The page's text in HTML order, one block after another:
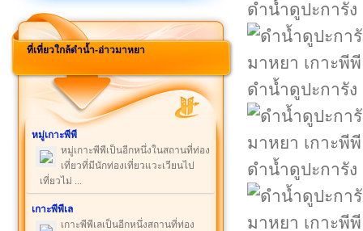
ที่เที่ยวใกล้ดำน้ำ-อ่าวมาหยา
หมู่เกาะพีพี
หมู่เกาะพีพีเป็นอีกหนึ่งในสถานที่ท่อง
เที่ยวที่มีนักท่องเที่ยวแวะเวียนไป
เที่ยวไม่ ...
เกาะพีพีเล
เกาะพีพีเลเป็นอีกหนึ่งสถานที่ท่อง
ดำน้ำดูปะการัง
ดำน้ำดูปะการัง
ดำน้ำดูปะการัง